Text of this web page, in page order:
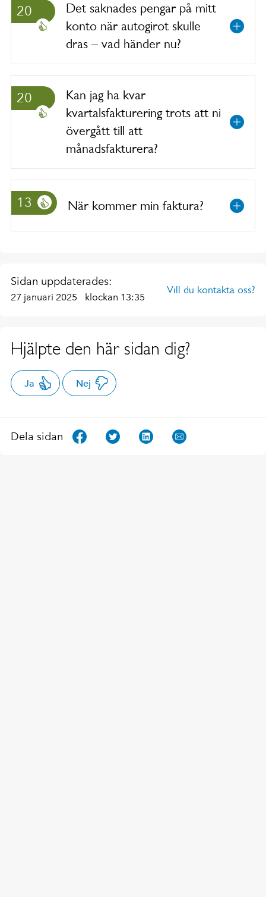
20
Det saknades pengar på mitt
konto när autogirot skulle
dras – vad händer nu?
20
Kan jag ha kvar
kvartalsfakturering trots att ni
övergått till att
månadsfakturera?
13 När kommer min faktura?
Sidan uppdaterades:
27 januari 2025 klockan 13:35
Vill du kontakta oss?
Hjälpte den här sidan dig?
Ja Nej
Dela sidan